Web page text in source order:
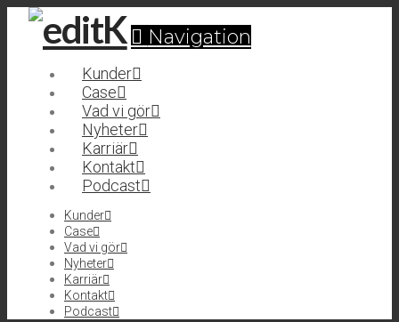
Navigation
Kunder
Case
Vad vi gör
Nyheter
Karriär
Kontakt
Podcast
Kunder
Case
Vad vi gör
Nyheter
Karriär
Kontakt
Podcast